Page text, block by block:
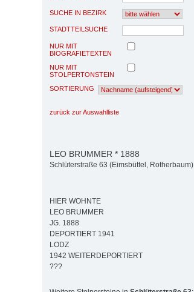
SUCHE IN BEZIRK
STADTTEILSUCHE
NUR MIT
BIOGRAFIETEXTEN
NUR MIT
STOLPERTONSTEIN
SORTIERUNG
zurück zur Auswahlliste
LEO BRUMMER * 1888
Schlüterstraße 63 (Eimsbüttel, Rotherbaum)
HIER WOHNTE
LEO BRUMMER
JG. 1888
DEPORTIERT 1941
LODZ
1942 WEITERDEPORTIERT
???